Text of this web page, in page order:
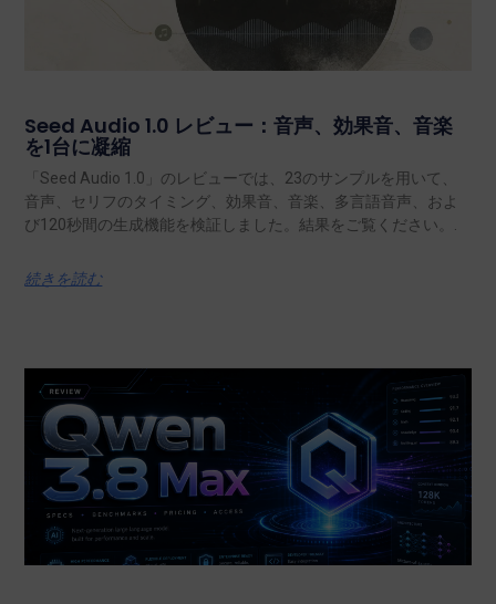
Seed Audio 1.0 レビュー：音声、効果音、音楽
を1台に凝縮
「Seed Audio 1.0」のレビューでは、23のサンプルを用いて、
音声、セリフのタイミング、効果音、音楽、多言語音声、およ
び120秒間の生成機能を検証しました。結果をご覧ください。.
続きを読む